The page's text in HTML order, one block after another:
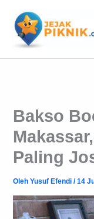
konten
Bakso
Paling
OlehYusuf Efendi/14